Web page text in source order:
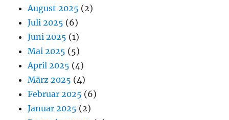
August 2025 (2)
Juli 2025 (6)
Juni 2025 (1)
Mai 2025 (5)
April 2025 (4)
März 2025 (4)
Februar 2025 (6)
Januar 2025 (2)